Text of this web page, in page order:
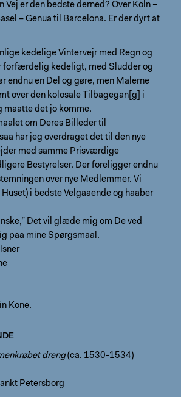
Vej er den bedste derned? Over Köln –
– Genua til Barcelona. Er der dyrt at
kedelige Vintervejr med Regn og
forfærdelig kedeligt, med Sludder og
endnu en Del og gøre, men Malerne
over den kolosale Tilbagegan[g] i
maatte det jo komme.
om Deres Billeder til
har jeg overdraget det til den nye
med samme Prisværdige
Bestyrelser. Der foreligger endnu
over nye Medlemmer. Vi
i bedste Velgaaende og haaber
Det vil glæde mig om De ved
paa mine Spørgsmaal.
Kone.
dreng(ca. 1530-1534)
Petersborg